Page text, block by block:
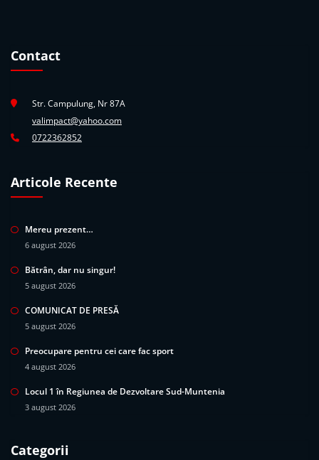
Contact
Str. Campulung, Nr 87A
valimpact@yahoo.com
0722362852
Articole Recente
Mereu prezent…
6 august 2026
Bătrân, dar nu singur!
5 august 2026
COMUNICAT DE PRESĂ
5 august 2026
Preocupare pentru cei care fac sport
4 august 2026
Locul 1 în Regiunea de Dezvoltare Sud-Muntenia
3 august 2026
Categorii